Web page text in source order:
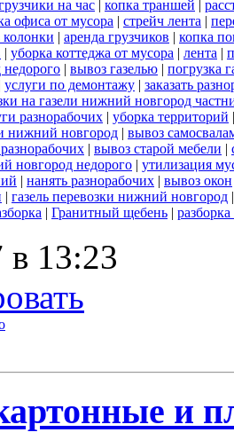
на час | копка траншей |
офиса от мусора | стрейч лента |
| аренда грузчиков | копка
| уборка коттеджа от мусора | лента |
| вывоз газелью | погрузка
услуги по демонтажу | заказать
на газели нижний новгород
разнорабочих | уборка территорий
нижний новгород | вывоз
| вывоз старой мебели |
новгород недорого | утилизация
| нанять разнорабочих | вывоз окон
| газель перевозки нижний новгород
| Гранитный щебень |
в 13:23
и